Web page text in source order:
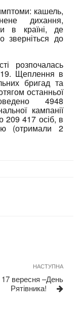
кашель,
дихання,
в країні, де
зверніться до
розпочалась
19. Щеплення в
бригад та
останньої
4948
кампанії
209 417 осіб, в
(отримали 2
НАСТУПНА
17 вересня –День
Рятівника!